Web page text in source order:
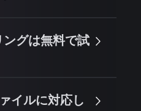
グは無料で試
イルに対応し